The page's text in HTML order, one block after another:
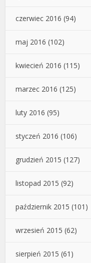
czerwiec 2016 (94)
maj 2016 (102)
kwiecień 2016 (115)
marzec 2016 (125)
luty 2016 (95)
styczeń 2016 (106)
grudzień 2015 (127)
listopad 2015 (92)
październik 2015 (101)
wrzesień 2015 (62)
sierpień 2015 (61)